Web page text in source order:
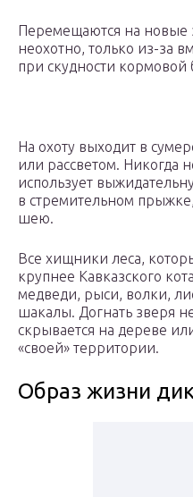
Перемещаются на новые
неохотно, только из-за
при скудности кормовой
На охоту выходит в
или рассветом. Никогда
использует
в стремительном
шею.
Все хищники леса,
крупнее Кавказского
медведи, рыси, волки,
шакалы. Догнать зверя
скрывается на дереве
«своей» территории.
Образ жизни